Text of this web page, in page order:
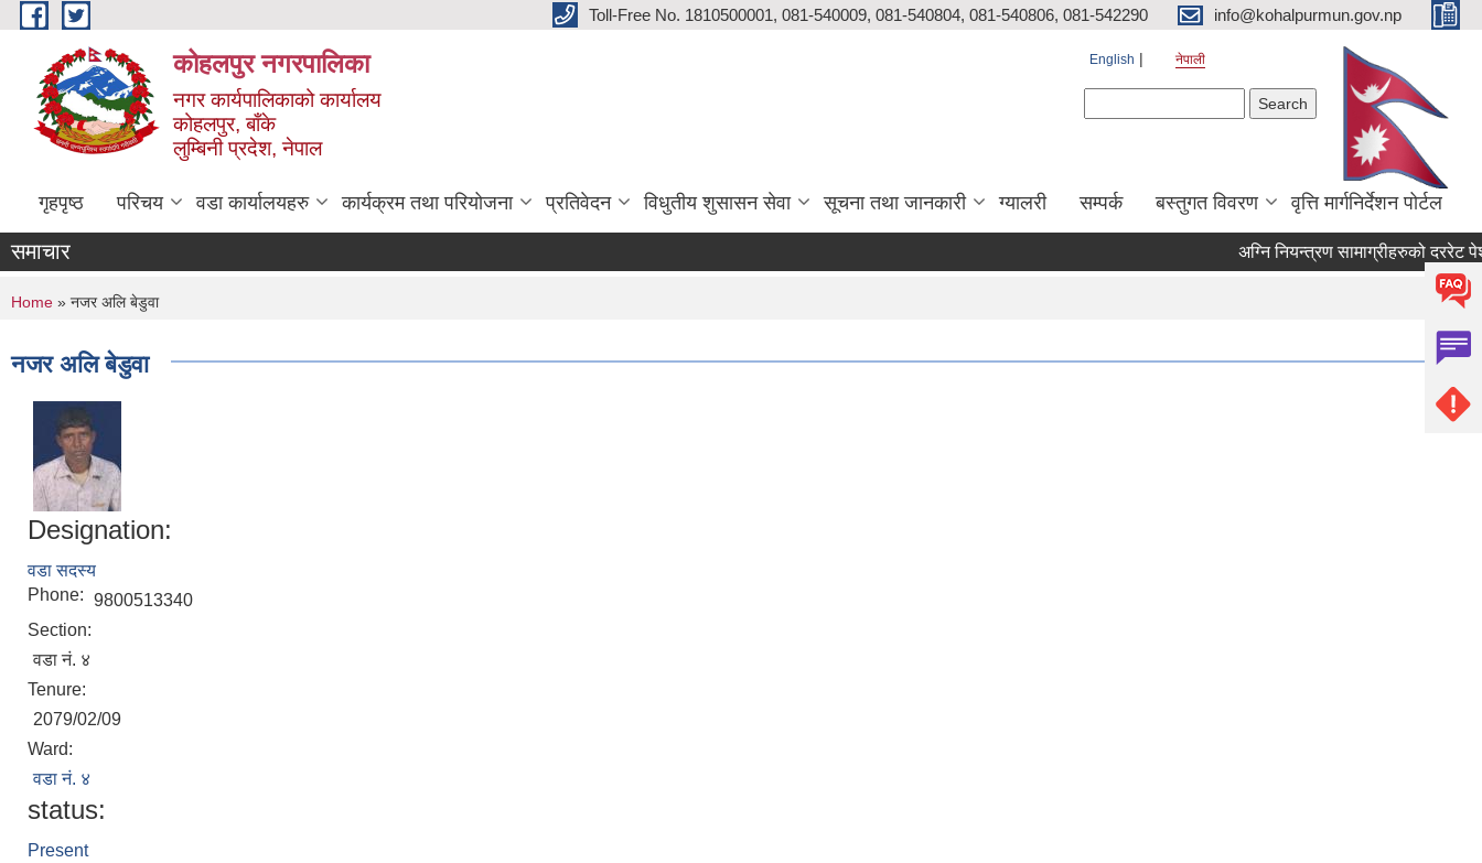
Skip to main content Toll-Free No. 1810500001, 081-540009, 081-540804, 081-540806, 081-542290 info@kohalpurmun.gov.np
कोहलपुर नगरपालिका
नगर कार्यपालिकाको कार्यालय
कोहलपुर, बाँके
लुम्बिनी प्रदेश, नेपाल
English नेपाली
गृहपृष्ठ परिचय वडा कार्यालयहरु कार्यक्रम तथा परियोजना प्रतिवेदन विधुतीय शुसासन सेवा सूचना तथा जानकारी ग्यालरी सम्पर्क बस्तुगत विवरण वृत्ति मार्गनिर्देशन पोर्टल
समाचार
You are here
Home » नजर अलि बेडुवा
नजर अलि बेडुवा
Designation:
वडा सदस्य
Phone: 9800513340
Section:
वडा नं. ४
Tenure:
2079/02/09
Ward:
वडा नं. ४
status:
Present